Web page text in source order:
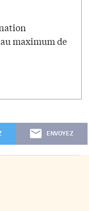
maximum de
ENVOYEZ